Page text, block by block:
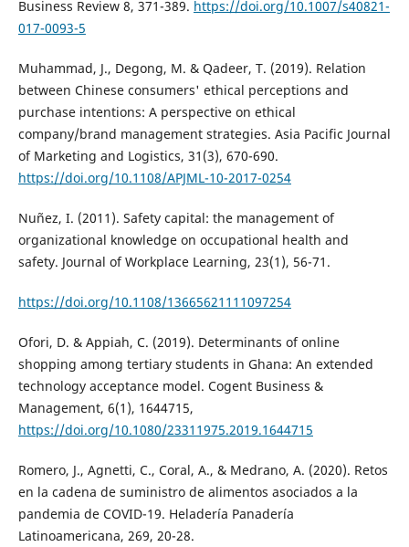
Business Review 8, 371-389. https://doi.org/10.1007/s40821-
017-0093-5
Muhammad, J., Degong, M. & Qadeer, T. (2019). Relation
between Chinese consumers' ethical perceptions and
purchase intentions: A perspective on ethical
company/brand management strategies. Asia Pacific Journal
of Marketing and Logistics, 31(3), 670-690.
https://doi.org/10.1108/APJML-10-2017-0254
Nuñez, I. (2011). Safety capital: the management of
organizational knowledge on occupational health and
safety. Journal of Workplace Learning, 23(1), 56-71.
https://doi.org/10.1108/13665621111097254
Ofori, D. & Appiah, C. (2019). Determinants of online
shopping among tertiary students in Ghana: An extended
technology acceptance model. Cogent Business &
Management, 6(1), 1644715,
https://doi.org/10.1080/23311975.2019.1644715
Romero, J., Agnetti, C., Coral, A., & Medrano, A. (2020). Retos
en la cadena de suministro de alimentos asociados a la
pandemia de COVID-19. Heladería Panadería
Latinoamericana, 269, 20-28.